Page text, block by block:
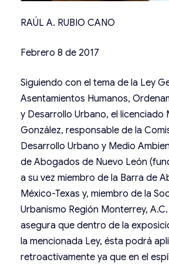
RAÚL A. RUBIO CANO
Febrero 8 de 2017
Siguiendo con el tema de la Ley
Asentamientos Humanos,
y Desarrollo Urbano, el licenciado
González, responsable de la
Desarrollo Urbano y Medio
de Abogados de Nuevo León
a su vez miembro de la Barra de
México-Texas y, miembro de la
Urbanismo Región Monterrey, A.C.
asegura que dentro de la
la mencionada Ley, ésta podrá
retroactivamente ya que en el